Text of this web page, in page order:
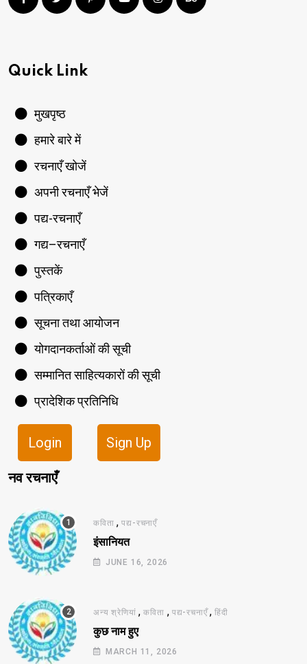
Quick Link
मुखपृष्ठ
हमारे बारे में
रचनाएँ खोजें
अपनी रचनाएँ भेजें
पद्य-रचनाएँ
गद्य–रचनाएँ
पुस्तकें
पत्रिकाएँ
सूचना तथा आयोजन
योगदानकर्ताओं की सूची
सम्मानित साहित्यकारों की सूची
प्रादेशिक प्रतिनिधि
Login Sign Up
नव रचनाएँ
कविता ,पद्य-रचनाएँ
इंसानियत
JUNE 16, 2026
अन्य श्रेणियां ,कविता , पद्य-रचनाएँ,हिंदी
कुछ नाम हुए
MARCH 11, 2026